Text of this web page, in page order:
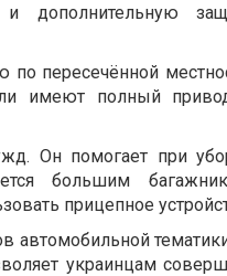
дополнительную
по пересечённой
имеют полный
Он помогает при
большим
прицепное
автомобильной
украинцам